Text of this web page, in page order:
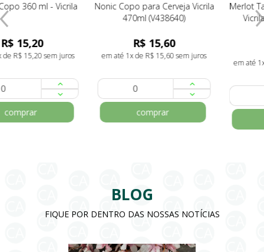
Nonic Copo para Cerveja Vicrila
em até 1x de R$ 15,60 sem juros
Merlot Taça para Champanhe
Vicrila 150ml (V010542)
R$ 16,90
em até 1x de R$ 16,90 sem juros
comprar
BLOG
FIQUE POR DENTRO DAS NOSSAS NOTÍCIAS